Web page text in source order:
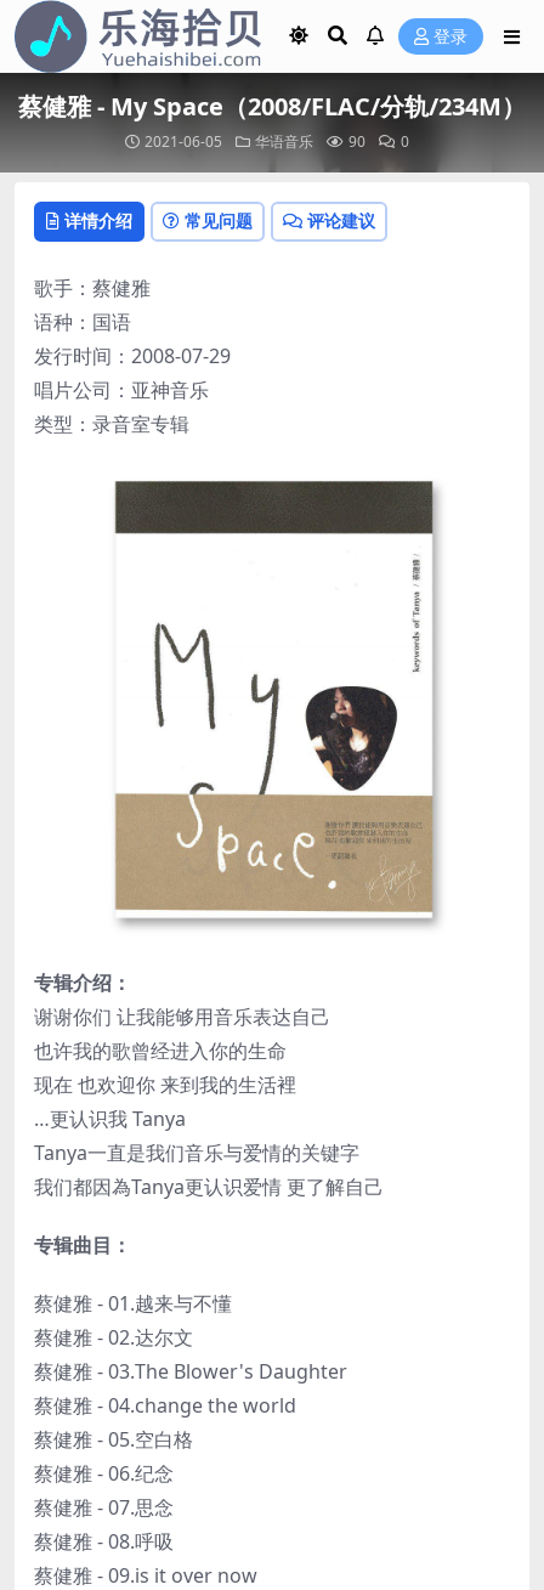
登录
蔡健雅 - My Space（2008/FLAC/分轨/234M）
2021-06-05 华语音乐 90 0
详情介绍 常见问题 评论建议
歌手：蔡健雅
语种：国语
发行时间：2008-07-29
唱片公司：亚神音乐
类型：录音室专辑
专辑介绍：
谢谢你们 让我能够用音乐表达自己
也许我的歌曾经进入你的生命
现在 也欢迎你 来到我的生活裡
…更认识我 Tanya
Tanya一直是我们音乐与爱情的关键字
我们都因為Tanya更认识爱情 更了解自己
专辑曲目：
蔡健雅 - 01.越来与不懂
蔡健雅 - 02.达尔文
蔡健雅 - 03.The Blower's Daughter
蔡健雅 - 04.change the world
蔡健雅 - 05.空白格
蔡健雅 - 06.纪念
蔡健雅 - 07.思念
蔡健雅 - 08.呼吸
蔡健雅 - 09.is it over now